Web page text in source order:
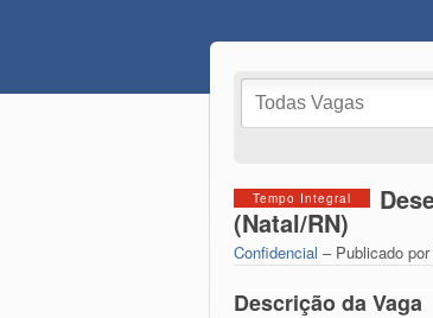
Tempo Integral
(Natal/RN)
Confidencial – Publicado por
Descrição da Vaga